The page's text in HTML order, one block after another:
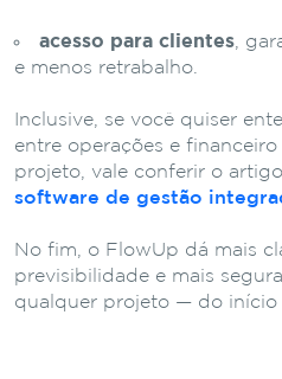
acesso para clientes ,
e menos retrabalho.
Inclusive, se você quiser
entre operações e
projeto, vale conferir o
software de gestão
No fim, o FlowUp dá mais
previsibilidade e mais
qualquer projeto — do início